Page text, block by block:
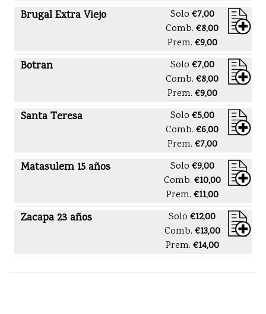
Brugal Extra Viejo Solo €7,00
Comb. €8,00
Prem. €9,00
Botran Solo €7,00
Comb. €8,00
Prem. €9,00
Santa Teresa Solo €5,00
Comb. €6,00
Prem. €7,00
Matasulem 15 años Solo €9,00
Comb. €10,00
Prem. €11,00
Zacapa 23 años Solo €12,00
Comb. €13,00
Prem. €14,00